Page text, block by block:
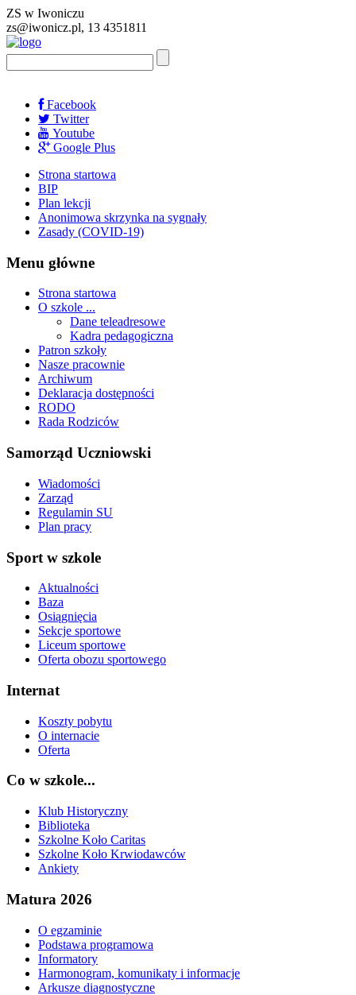
ZS w Iwoniczu
zs@iwonicz.pl, 13 4351811
Facebook
Twitter
Youtube
Google Plus
Strona startowa
BIP
Plan lekcji
Anonimowa skrzynka na sygnały
Zasady (COVID-19)
Menu główne
Strona startowa
O szkole ...
Dane teleadresowe
Kadra pedagogiczna
Patron szkoły
Nasze pracownie
Archiwum
Deklaracja dostępności
RODO
Rada Rodziców
Samorząd Uczniowski
Wiadomości
Zarząd
Regulamin SU
Plan pracy
Sport w szkole
Aktualności
Baza
Osiągnięcia
Sekcje sportowe
Liceum sportowe
Oferta obozu sportowego
Internat
Koszty pobytu
O internacie
Oferta
Co w szkole...
Klub Historyczny
Biblioteka
Szkolne Koło Caritas
Szkolne Koło Krwiodawców
Ankiety
Matura 2026
O egzaminie
Podstawa programowa
Informatory
Harmonogram, komunikaty i informacje
Arkusze diagnostyczne